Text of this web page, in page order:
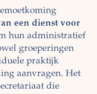
een dienst voor
hun administratief
groeperingen
praktijk
aanvragen. Het
die